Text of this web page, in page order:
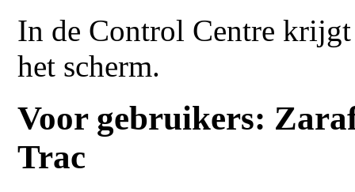
In de Control Centre
het scherm.
Voor gebruikers:
Trac